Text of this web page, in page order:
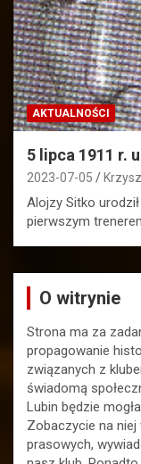
AKTUALNOŚCI
5 lipca 1911 r.
2023-07-05
Alojzy Sitko
pierwszym
O witrynie
Strona ma za
propagowanie
związanych z
świadomą
Lubin będzie
Zobaczycie na
prasowych,